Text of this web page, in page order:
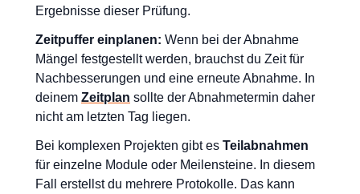
Ergebnisse dieser Prüfung.
Zeitpuffer einplanen: Wenn bei der Abnahme
Mängel festgestellt werden, brauchst du Zeit für
Nachbesserungen und eine erneute Abnahme. In
deinem Zeitplan sollte der Abnahmetermin daher
nicht am letzten Tag liegen.
Bei komplexen Projekten gibt es Teilabnahmen
für einzelne Module oder Meilensteine. In diesem
Fall erstellst du mehrere Protokolle. Das kann